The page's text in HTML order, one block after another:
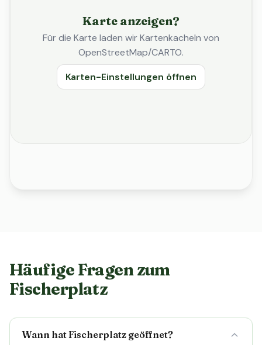
Karte anzeigen?
Für die Karte laden wir Kartenkacheln von
OpenStreetMap/CARTO.
Karten-Einstellungen öffnen
Häufige Fragen zum
Fischerplatz
Wann hat Fischerplatz geöffnet?